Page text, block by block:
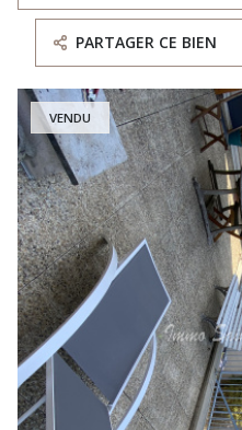
PARTAGER CE BIEN
VENDU